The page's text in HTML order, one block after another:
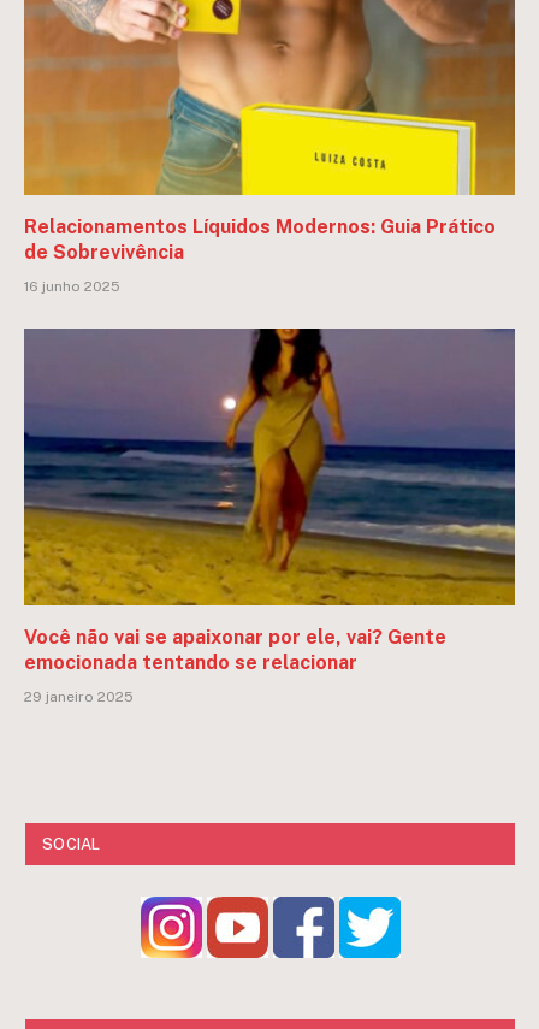
Relacionamentos Líquidos Modernos: Guia Prático
de Sobrevivência
16 junho 2025
Você não vai se apaixonar por ele, vai? Gente
emocionada tentando se relacionar
29 janeiro 2025
SOCIAL